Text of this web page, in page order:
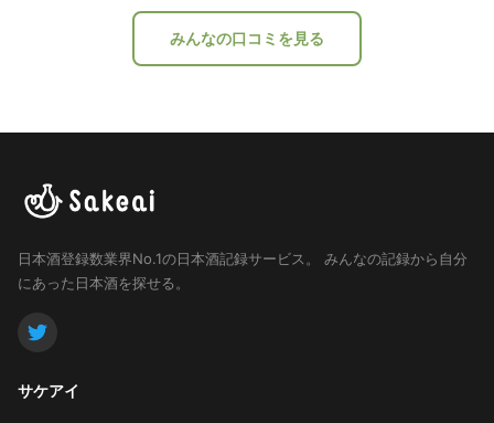
みんなの口コミを見る
日本酒登録数業界No.1の日本酒記録サービス。
みんなの記録から自分
にあった日本酒を探せる。
サケアイ